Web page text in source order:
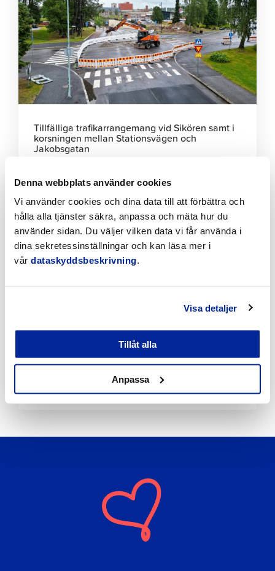
Denna webbplats använder cookies
Vi använder cookies och dina data till att förbättra och
hålla alla tjänster säkra, anpassa och mäta hur du
använder sidan. Du väljer vilken data vi får använda i
dina sekretessinställningar och kan läsa mer i
vår dataskyddsbeskrivning.
Visa detaljer
Tillåt alla
Anpassa
att
läsa
artikeln
Tillfälliga trafikarrangemang vid Sikören samt i
korsningen mellan Stationsvägen och
Jakobsgatan
Klicka
för
att
läsa
artikeln
Förbättringar på Gamla hamnens och Fäbodas
stränder med hjälp av invånarbudgeten